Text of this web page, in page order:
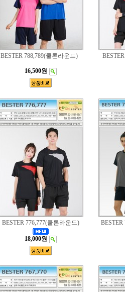
BESTER 788,789(쿨론라운드)
16,500원
BESTER 776,777(쿨론라운드)
18,000원